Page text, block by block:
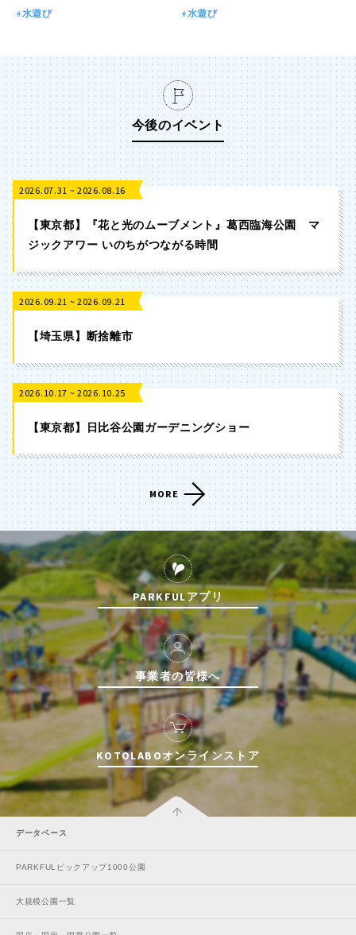
鳥取 島根
岡山 広島
山口
香川
高知
九州・沖縄
長崎 熊本
大分 宮崎
鹿児島 沖縄
特徴で探す
水遊び 水遊び
今後のイベント
2026.07.31 ~ 2026.08.16
【東京都】『花と光のムーブメント』葛西臨海公園 マ
ジックアワー いのちがつながる時間
2026.09.21 ~ 2026.09.21
【埼玉県】断捨離市
2026.10.17 ~ 2026.10.25
【東京都】日比谷公園ガーデニングショー
MORE
PARKFULアプリ
事業者の皆様へ
KOTOLABOオンラインストア
データベース
PARKFULピックアップ1000公園
大規模公園一覧